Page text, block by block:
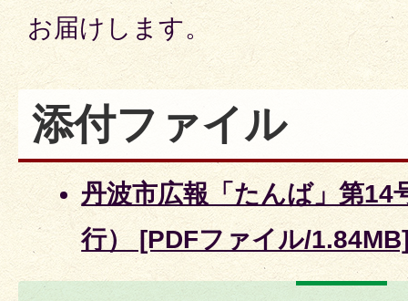
お届けします。
添付ファイル
丹波市広報「たんば」第14
行） [PDFファイル/